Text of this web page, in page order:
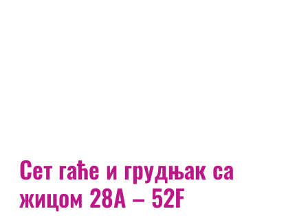
Сет гаће и грудњак са
жицом 28А – 52F